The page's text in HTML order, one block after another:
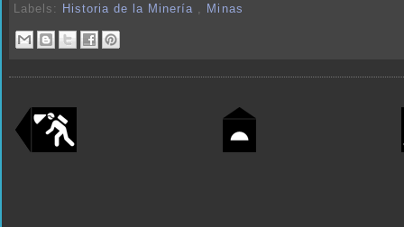
Labels: Historia de la Minería Minas